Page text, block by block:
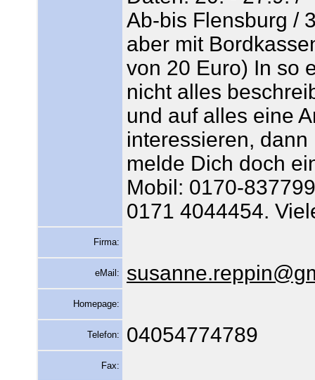
Ab-bis Flensburg /
aber mit
von 20 Euro) In so
nicht alles
und auf alles eine
interessieren, dann
melde Dich doch
Mobil: 0170-
0171 4044454.
Firma:
eMail:
Homepage:
Telefon: 04054774789
Fax: